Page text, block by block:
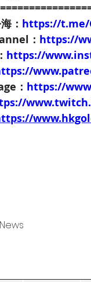
： https://t.me/
： https://
https://
： https://